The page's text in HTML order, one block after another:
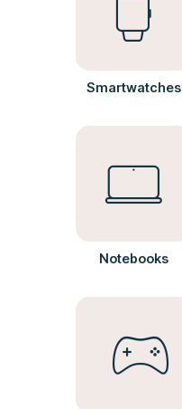
Smartwatches
Notebooks